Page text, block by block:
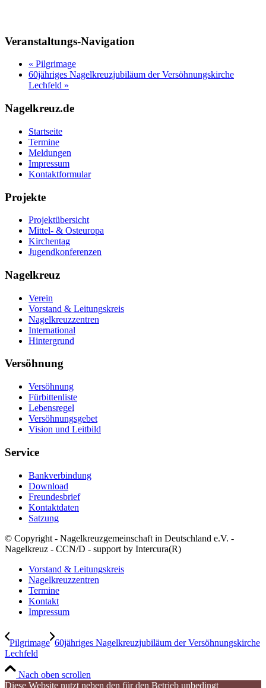
Veranstaltungs-Navigation
« Pilgrimage
60jähriges Nagelkreuzjubiläum der Versöhnungskirche
Lechfeld »
Nagelkreuz.de
Startseite
Termine
Meldungen
Impressum
Kontaktformular
Projekte
Projektübersicht
Mittel- & Osteuropa
Kirchentag
Jugendkonferenzen
Nagelkreuz
Verein
Vorstand & Leitungskreis
Nagelkreuzzentren
International
Hintergrund
Versöhnung
Versöhnung
Fürbittenliste
Lebensregel
Versöhnungsgebet
Vision und Leitbild
Service
Bankverbindung
Download
Freundesbrief
Kontaktdaten
Satzung
© Copyright - Nagelkreuzgemeinschaft in Deutschland e.V. -
Nagelkreuz - CCN/D - support by Intercura(R)
Vorstand & Leitungskreis
Nagelkreuzzentren
Termine
Kontakt
Impressum
Pilgrimage 60jähriges Nagelkreuzjubiläum der Versöhnungskirche
Lechfeld
Nach oben scrollen
Diese Website nutzt neben den für den Betrieb unbedingt